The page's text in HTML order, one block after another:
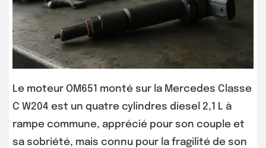
Le moteur OM651 monté sur la Mercedes Classe
C W204 est un quatre cylindres diesel 2,1 L à
rampe commune, apprécié pour son couple et
sa sobriété, mais connu pour la fragilité de son